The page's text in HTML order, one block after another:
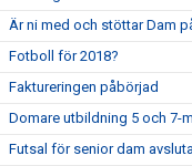
Är ni med och stöttar Dam
Fotboll för 2018?
Faktureringen påbörjad
Domare utbildning 5 och 7-
Futsal för senior dam